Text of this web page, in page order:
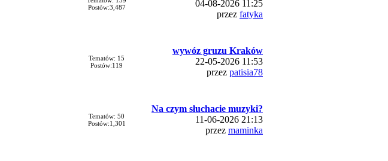
Postów:3,487
04-08-2026 11:25
przez fatyka
Tematów: 15
Postów:119
wywóz gruzu Kraków
22-05-2026 11:53
przez patisia78
Tematów: 50
Postów:1,301
Na czym słuchacie muzyki?
11-06-2026 21:13
przez maminka